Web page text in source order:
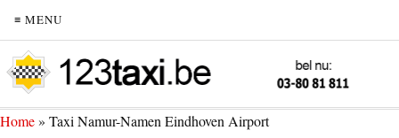
≡ MENU
Home» Taxi Namur-Namen Eindhoven Airport